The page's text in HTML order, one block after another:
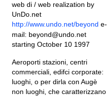
web di / web realization by
UnDo.net
http://www.undo.net/beyond e-
mail: beyond@undo.net
starting October 10 1997
Aeroporti stazioni, centri
commerciali, edifci corporate:
luoghi, o per dirla con Augè
non luoghi, che caratterizzano